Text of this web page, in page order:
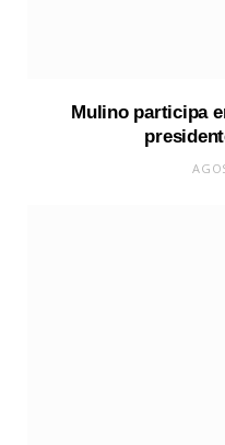
Mulino participa